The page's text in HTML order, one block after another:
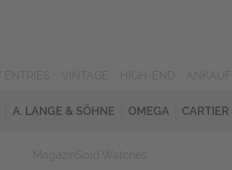
A. LANGE & SÖHNE OMEGA CARTIER